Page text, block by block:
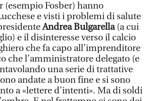
(esempio Fosber) hanno
e visti i problemi di salute
Andrea Bulgarella(a cui
e il disinteresse verso il calcio
che fa capo all’imprenditore
che l’amministratore delegato (e
una serie di trattative
andate a buon fine e si sono
a «lettere d’intenti». Ma di soldi